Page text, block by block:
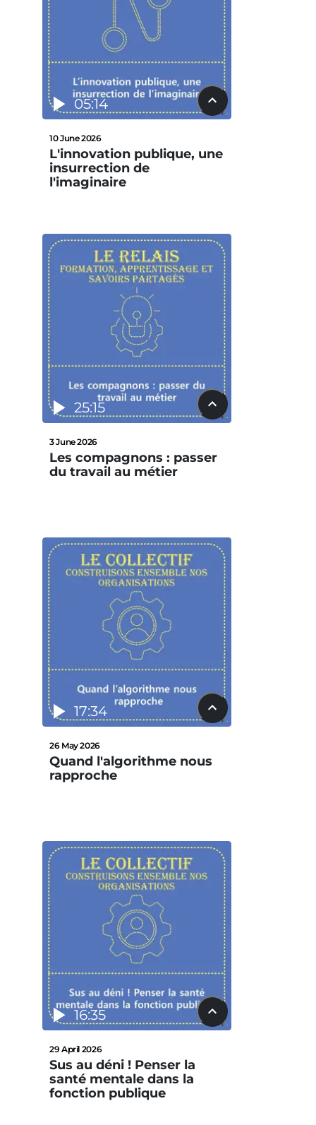
05:14
10 June 2026
L'innovation publique, une
insurrection de
l'imaginaire
25:15
3 June 2026
Les compagnons : passer
du travail au métier
17:34
26 May 2026
Quand l'algorithme nous
rapproche
16:35
29 April 2026
Sus au déni ! Penser la
santé mentale dans la
fonction publique